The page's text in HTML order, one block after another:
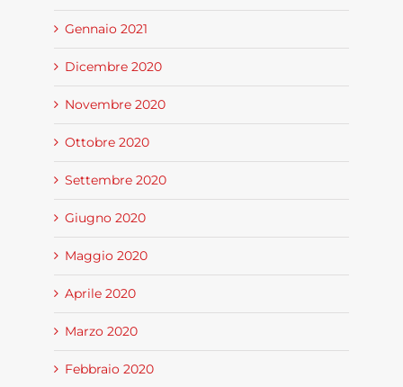
Gennaio 2021
Dicembre 2020
Novembre 2020
Ottobre 2020
Settembre 2020
Giugno 2020
Maggio 2020
Aprile 2020
Marzo 2020
Febbraio 2020